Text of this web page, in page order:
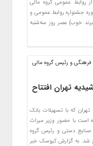
روابط عمومی گروه مالی
جشنواره روابط عمومی و
خوب) عصر روز سه‌شنبه
فرهنگی و رئیس گروه مالی
رشیدیه تهران افتتاح
تهران که با تسهیلات بانک
با حضور وزیر میراث
صنایع دستی و رئیس گروه
شد. به گزارش کیوسک خبر